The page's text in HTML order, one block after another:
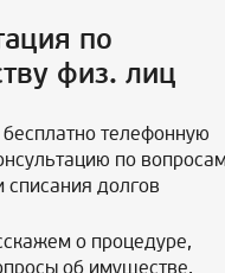
по
физ. лиц
телефонную
по вопросам
списания долгов
о процедуре,
об имуществе,